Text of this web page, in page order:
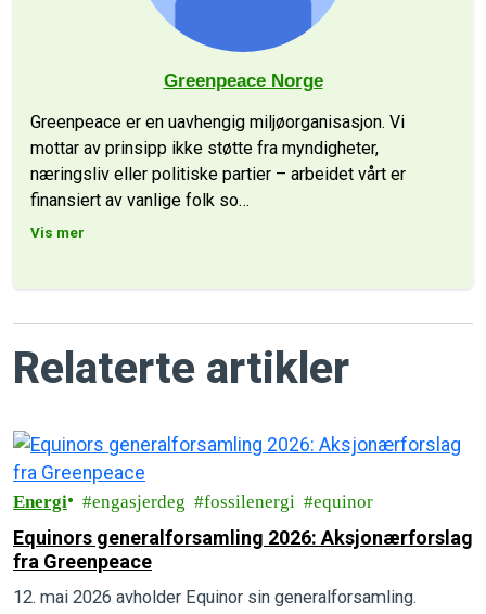
Greenpeace Norge
Greenpeace er en uavhengig miljøorganisasjon. Vi
mottar av prinsipp ikke støtte fra myndigheter,
næringsliv eller politiske partier – arbeidet vårt er
finansiert av vanlige folk so…
Vis mer
Relaterte artikler
Energi engasjerdeg fossilenergi equinor
Equinors generalforsamling 2026: Aksjonærforslag
fra Greenpeace
12. mai 2026 avholder Equinor sin generalforsamling.